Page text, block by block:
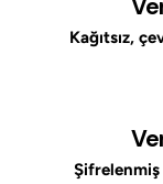
Kağıtsız,